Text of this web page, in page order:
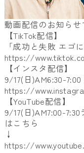
動画配信のお知らせ
【TikTok配信】
「成功と失敗 エゴ
https://
【インスタ配信】
9/17(日)AM6:30-
https://
【YouTube配信】
9/17(日)AM7:00-
はこちら
↓
https://